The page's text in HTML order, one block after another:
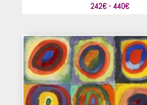
242€ - 440€Rango
desde
242€
hasta
440€